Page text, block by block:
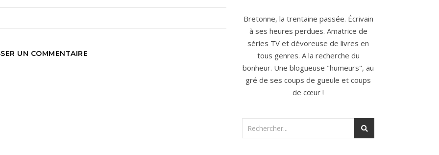
UN COMMENTAIRE
Bretonne, la trentaine passée. Écrivain
à ses heures perdues. Amatrice de
séries TV et dévoreuse de livres en
tous genres. A la recherche du
bonheur. Une blogueuse "humeurs", au
gré de ses coups de gueule et coups
de cœur !